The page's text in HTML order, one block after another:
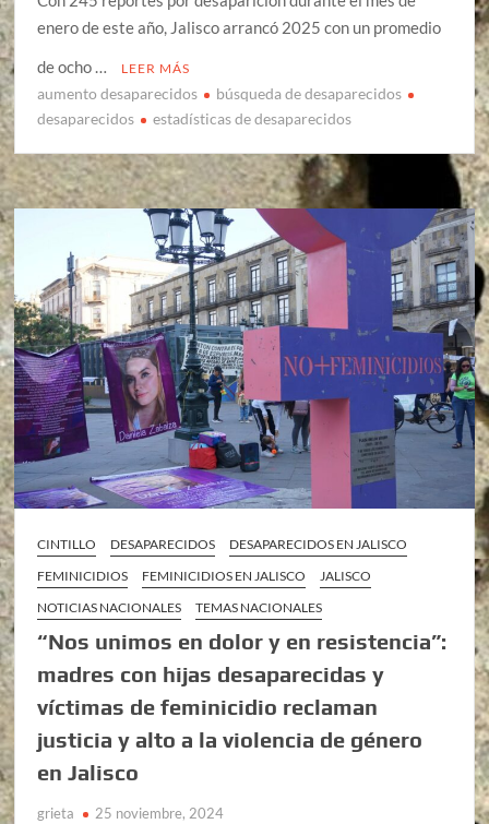
enero de este año, Jalisco arrancó 2025 con un promedio
de ocho …
LEER MÁS
aumento desaparecidos
búsqueda de desaparecidos
desaparecidos
estadísticas de desaparecidos
CINTILLO DESAPARECIDOS
DESAPARECIDOS EN JALISCO
FEMINICIDIOS
FEMINICIDIOS EN JALISCO
JALISCO
NOTICIAS NACIONALES
TEMAS NACIONALES
“Nos unimos en dolor y en resistencia”:
madres con hijas desaparecidas y
víctimas de feminicidio reclaman
justicia y alto a la violencia de género
en Jalisco
grieta 25 noviembre, 2024